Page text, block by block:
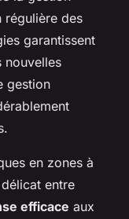
régulière des
garantissent
nouvelles
gestion
en zones à
entre
efficace aux